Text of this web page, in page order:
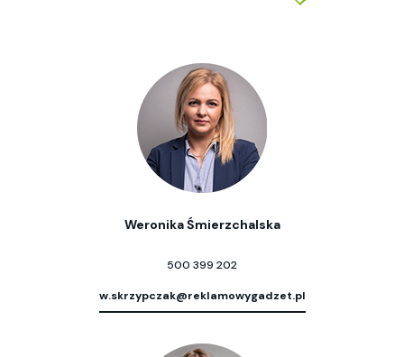
Weronika Śmierzchalska
500 399 202
w.skrzypczak@reklamowygadzet.pl